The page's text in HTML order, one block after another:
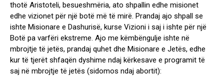
thotë Aristoteli, besueshmëria, ato shpallin edhe misionet
edhe vizionet për një botë më të mirë. Prandaj ajo shpall se
ishte Misionare e Dashurisë, kurse Vizioni i saj i ishte për një
Botë pa varfëri ekstreme. Ajo me këmbëngulje ishte në
mbrojtje të jetës, prandaj quhet dhe Misionare e Jetës, edhe
kur të tjerët shfaqën dyshime ndaj kërkesave e programit të
saj në mbrojtje të jetës (sidomos ndaj abortit):